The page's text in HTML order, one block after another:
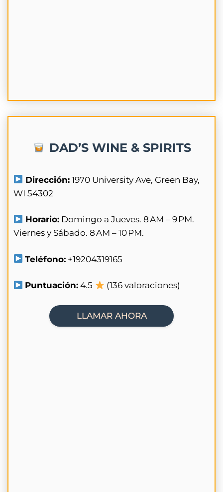
DAD’S WINE & SPIRITS
Dirección: 1970 University Ave, Green Bay,
WI 54302
Horario: Domingo a Jueves. 8 AM – 9 PM.
Viernes y Sábado. 8 AM – 10 PM.
Teléfono: +19204319165
Puntuación: 4.5 (136 valoraciones)
LLAMAR AHORA